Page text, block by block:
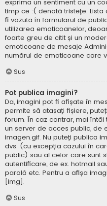
exprima un sentiment cu un
timp ce :( denotă tristețe.
fi văzută în formularul de
utilizarea emoticoanelor,
foarte greu de citit și un
emoticoane de mesaje
numărul de emoticoane care
Sus
Pot publica imagini?
Da, imagini pot fi afișate în
permite să atașați fișiere,
forum. În caz contrar, mai
un server de acces public,
imagen.gif. Nu puteți publica
dvs. (cu excepția cazului în
public) sau al celor care sunt
autentificare, de ex. hotmail
parolă etc. Pentru a afișa
[img].
Sus